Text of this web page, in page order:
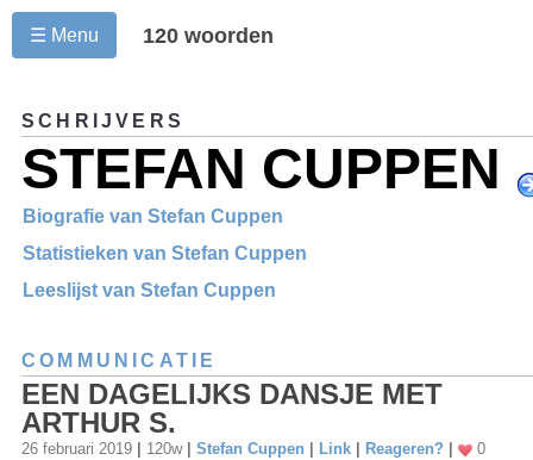
☰ Menu 120 woorden
SCHRIJVERS
STEFAN CUPPEN
Biografie van Stefan Cuppen
Statistieken van Stefan Cuppen
Leeslijst van Stefan Cuppen
COMMUNICATIE
EEN DAGELIJKS DANSJE MET
ARTHUR S.
26 februari 2019 120w Stefan Cuppen Link Reageren? 0